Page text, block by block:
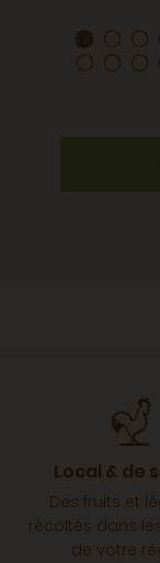
Local & de
Des fruits et
récoltés dans
de votre